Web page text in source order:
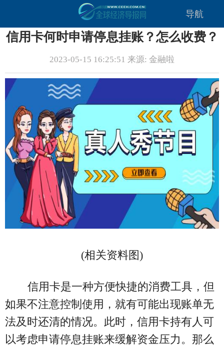
导航
信用卡何时申请停息挂账？怎么收费？
2023-05-15 16:25:51 来源: 金融啦
(相关资料图)
信用卡是一种方便快捷的消费工具，但
如果不注意控制使用，就有可能出现账单无
法及时还清的情况。此时，信用卡持有人可
以考虑申请停息挂账来缓解资金压力。那么